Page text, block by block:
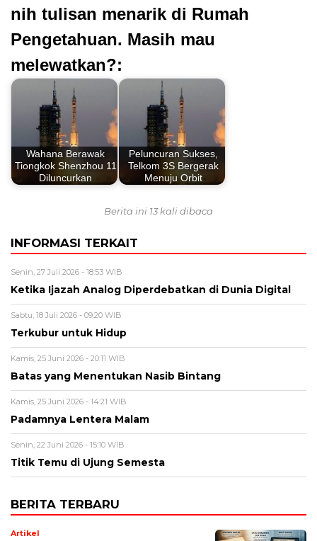
nih tulisan menarik di Rumah
Pengetahuan. Masih mau
melewatkan?:
Wahana Berawak
Tiongkok Shenzhou 11
Diluncurkan
Peluncuran Sukses,
Telkom 3S Bergerak
Menuju Orbit
Berita ini 13 kali dibaca
INFORMASI TERKAIT
Senin, 27 Juli 2026 - 18:53 WIB
Ketika Ijazah Analog Diperdebatkan di Dunia Digital
Sabtu, 18 Juli 2026 - 09:20 WIB
Terkubur untuk Hidup
Kamis, 25 Juni 2026 - 20:11 WIB
Batas yang Menentukan Nasib Bintang
Kamis, 25 Juni 2026 - 14:21 WIB
Padamnya Lentera Malam
Senin, 22 Juni 2026 - 15:10 WIB
Titik Temu di Ujung Semesta
BERITA TERBARU
Artikel